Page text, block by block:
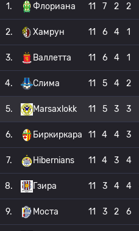
1. Флориана 11 7 2 2
2. Хамрун 11 6 4 1
3. Валлетта 11 6 4 1
4. Слима 11 5 4 2
5. Marsaxlokk 11 5 3 3
6. Биркиркара 11 4 4 3
7. Hibernians 11 4 3 4
8. Гзира 11 3 4 4
9. Моста 11 3 2 6